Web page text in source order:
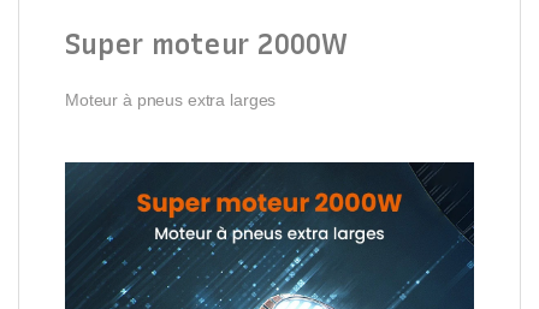
Super moteur 2000W
Moteur à pneus extra larges